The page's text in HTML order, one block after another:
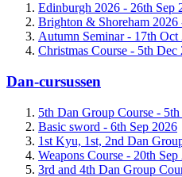
Edinburgh 2026 - 26th Sep
Brighton & Shoreham 2026
Autumn Seminar - 17th Oct
Christmas Course - 5th Dec
Dan-cursussen
5th Dan Group Course -
Basic sword - 6th Sep 2026
1st Kyu, 1st, 2nd Dan
Weapons Course - 20th Sep
3rd and 4th Dan Group